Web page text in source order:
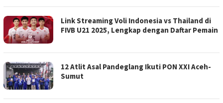
Link Streaming Voli Indonesia vs Thailand di
FIVB U21 2025, Lengkap dengan Daftar Pemain
12 Atlit Asal Pandeglang Ikuti PON XXI Aceh-
Sumut